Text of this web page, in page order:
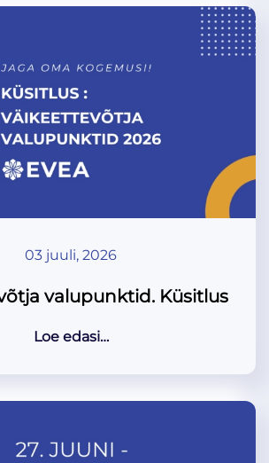
03 juuli, 2026
valupunktid. Küsitlus
Loe edasi…